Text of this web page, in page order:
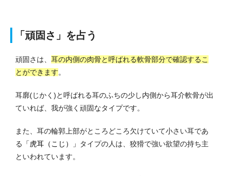
「頑固さ」を占う
頑固さは、 耳の内側の肉骨と呼ばれる軟骨部分で確認するこ
とができます。
耳廓(じかく)と呼ばれる耳のふちの少し内側から耳介軟骨が出
ていれば、我が強く頑固なタイプです。
また、耳の輪郭上部がところどころ欠けていて小さい耳であ
る
「虎耳（こじ）」
タイプの人は、狡猾で強い欲望の持ち主
といわれています。